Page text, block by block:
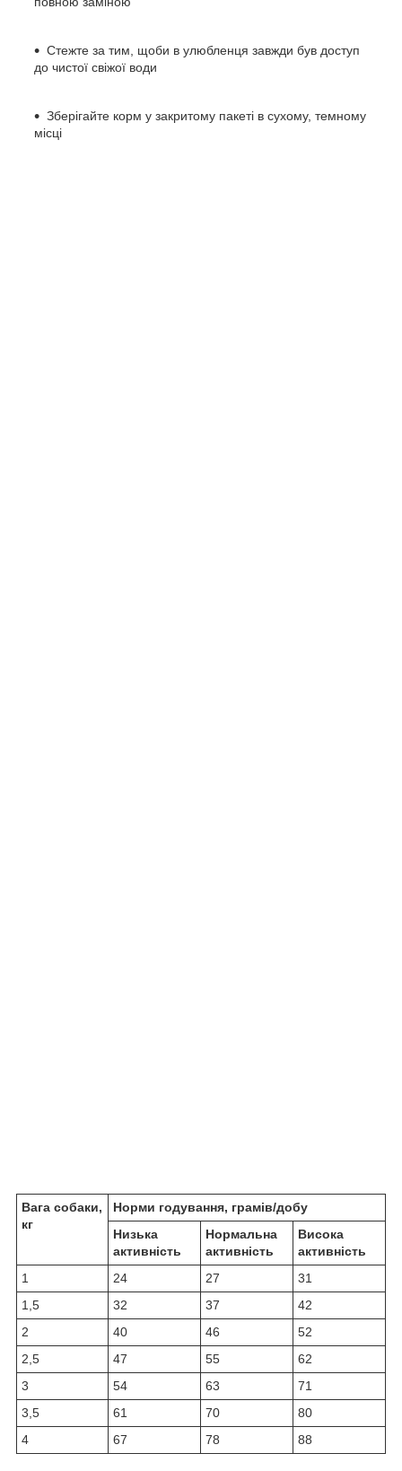
Стежте за тим, щоби в улюбленця завжди був доступ
до чистої свіжої води
Зберігайте корм у закритому пакеті в сухому, темному
місці
Вага собаки,
кг
Норми годування, грамів/добу
Низька
активність
Нормальна
активність
Висока
активність
1
24 27
31
1,5
32 37
42
2
40 46
52
2,5
47 55
62
3
54 63
71
3,5
61 70
80
4
67 78 88